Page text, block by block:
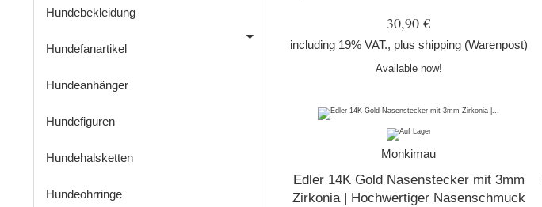
30,90 €
including 19% VAT., plus shipping (Warenpost)
Available now!
Monkimau
Edler 14K Gold Nasenstecker mit 3mm
Zirkonia | Hochwertiger Nasenschmuck
Hundebekleidung
Hundefanartikel
Hundeanhänger
Hundefiguren
Hundehalsketten
Hundeohrringe